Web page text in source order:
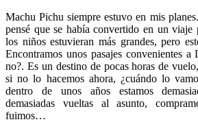
Machu Pichu siempre estuvo en mis
pensé que se había convertido en un viaje
los niños estuvieran más grandes, pero
Encontramos unos pasajes convenientes
no?. Es un destino de pocas horas de
si no lo hacemos ahora, ¿cuándo lo
dentro de unos años estamos
demasiadas vueltas al asunto,
fuimos…